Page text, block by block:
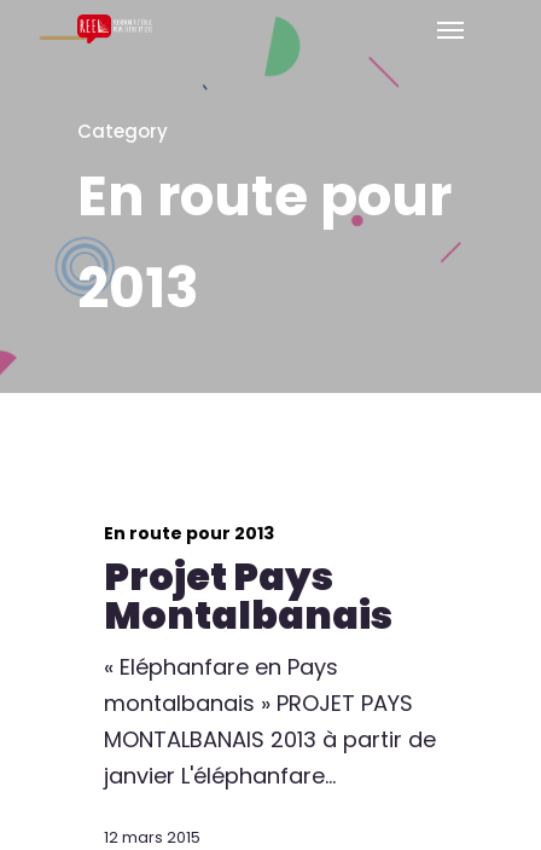
Category
En route pour
2013
En route pour 2013
Projet Pays
Montalbanais
« Eléphanfare en Pays
montalbanais » PROJET PAYS
MONTALBANAIS 2013 à partir de
janvier L'éléphanfare…
12 mars 2015